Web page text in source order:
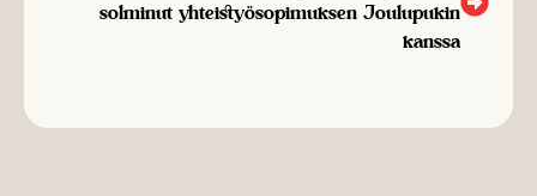
solminut yhteistyösopimuksen Joulupukin
kanssa